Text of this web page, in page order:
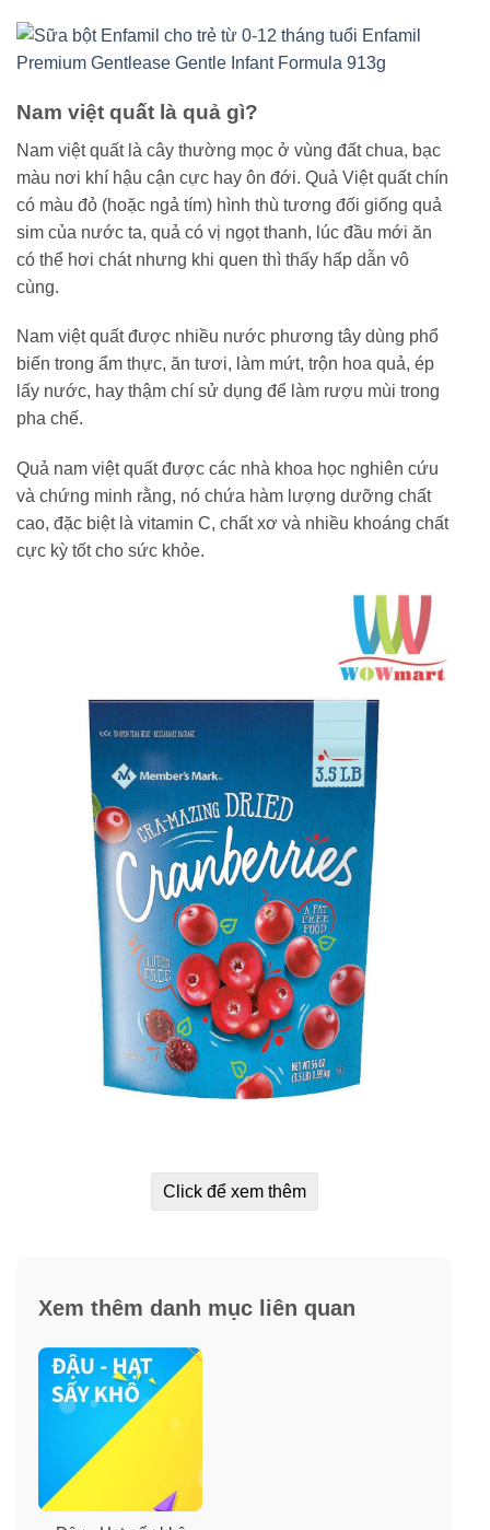
Nam việt quất là quả gì?
Nam việt quất là cây thường mọc ở vùng đất chua, bạc
màu nơi khí hậu cận cực hay ôn đới. Quả Việt quất chín
có màu đỏ (hoặc ngả tím) hình thù tương đối giống quả
sim của nước ta, quả có vị ngọt thanh, lúc đầu mới ăn
có thể hơi chát nhưng khi quen thì thấy hấp dẫn vô
cùng.
Nam việt quất được nhiều nước phương tây dùng phổ
biến trong ẩm thực, ăn tươi, làm mứt, trộn hoa quả, ép
lấy nước, hay thậm chí sử dụng để làm rượu mùi trong
pha chế.
Quả nam việt quất được các nhà khoa học nghiên cứu
và chứng minh rằng, nó chứa hàm lượng dưỡng chất
cao, đặc biệt là vitamin C, chất xơ và nhiều khoáng chất
cực kỳ tốt cho sức khỏe.
Click để xem thêm
Xem thêm danh mục liên quan